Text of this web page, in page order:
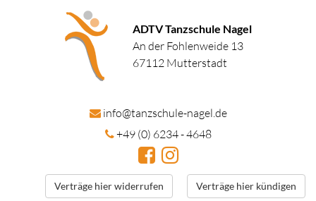
ADTV Tanzschule Nagel
An der Fohlenweide 13
67112 Mutterstadt
info@tanzschule-nagel.de
+49 (0) 6234 - 4648
Verträge hier widerrufen Verträge hier kündigen